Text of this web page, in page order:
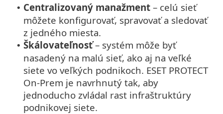
• Centralizovaný manažment – celú sieť
môžete konfigurovať, spravovať a sledovať
z jedného miesta.
• Škálovateľnosť– systém môže byť
nasadený na malú sieť, ako aj na veľké
siete vo veľkých podnikoch. ESET PROTECT
On-Prem je navrhnutý tak, aby
jednoducho zvládal rast infraštruktúry
podnikovej siete.